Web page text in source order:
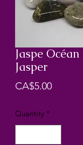
Jaspe
Jasper
CA$5.00Price
Quantity *